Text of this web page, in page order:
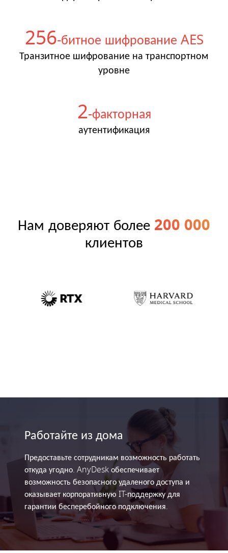
256-битное шифрование AES
Транзитное шифрование на транспортном
уровне
2-факторная
аутентификация
Нам доверяют более 200 000
клиентов
Работайте из дома
Предоставьте сотрудникам возможность работать
откуда угодно. AnyDesk обеспечивает
возможность безопасного удаленого доступа и
оказывает корпоративную IT-поддержку для
гарантии бесперебойного подключения.